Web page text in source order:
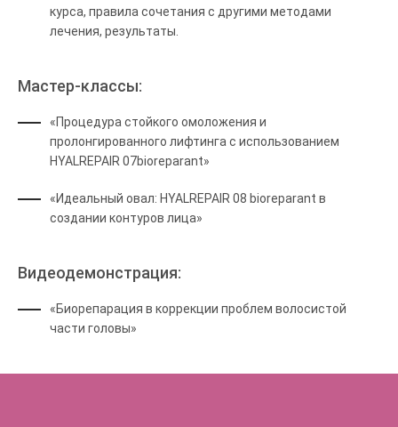
курса, правила сочетания с другими методами
лечения, результаты.
Мастер-классы:
«Процедура стойкого омоложения и
пролонгированного лифтинга с использованием
HYALREPAIR 07bioreparant»
«Идеальный овал: HYALREPAIR 08 bioreparant в
создании контуров лица»
Видеодемонстрация:
«Биорепарация в коррекции проблем волосистой
части головы»